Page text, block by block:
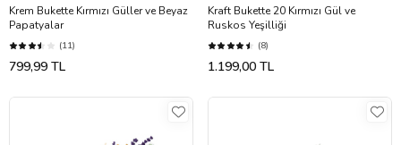
Krem Bukette Kırmızı Güller ve Beyaz
Papatyalar
(11)
799,99 TL
Kraft Bukette 20 Kırmızı Gül ve
Ruskos Yeşilliği
(8)
1.199,00 TL